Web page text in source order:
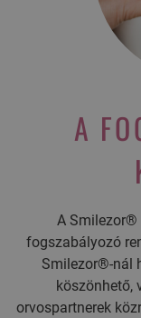
A
A
fogszabályozó
Smilezor®-nál
köszönhető,
orvospartnerek